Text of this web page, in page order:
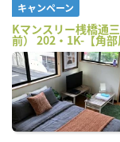
キャンペーン
Kマンスリー桟橋通
前） 202・1K-【角